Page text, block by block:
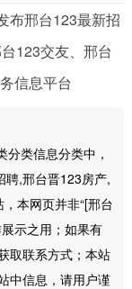
布邢台123最新招
123交友、邢台
信息平台
类信息分类中，
聘,邢台晋123房产,
本网页并非“[邢台
示之用；如果有
取联系方式；本站
中信息，请用户谨